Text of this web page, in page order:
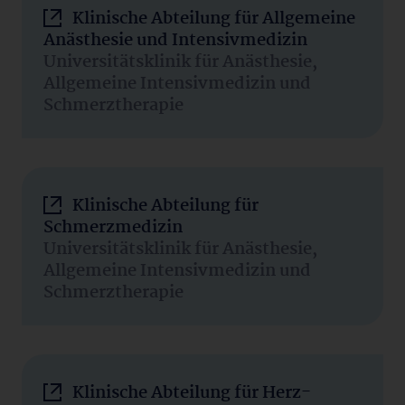
Klinische Abteilung für Allgemeine
Anästhesie und Intensivmedizin
Universitätsklinik für Anästhesie,
Allgemeine Intensivmedizin und
Schmerztherapie
Klinische Abteilung für
Schmerzmedizin
Universitätsklinik für Anästhesie,
Allgemeine Intensivmedizin und
Schmerztherapie
Klinische Abteilung für Herz-